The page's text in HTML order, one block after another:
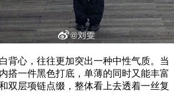
心，往往更加突出一种中性气质。当
搭一件黑色打底，单薄的同时又能丰富
双层项链点缀，整体看上去透着一丝复